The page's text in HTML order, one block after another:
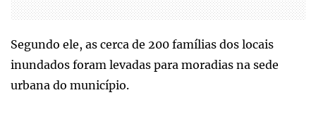
Segundo ele, as cerca de 200 famílias dos locais
inundados foram levadas para moradias na sede
urbana do município.